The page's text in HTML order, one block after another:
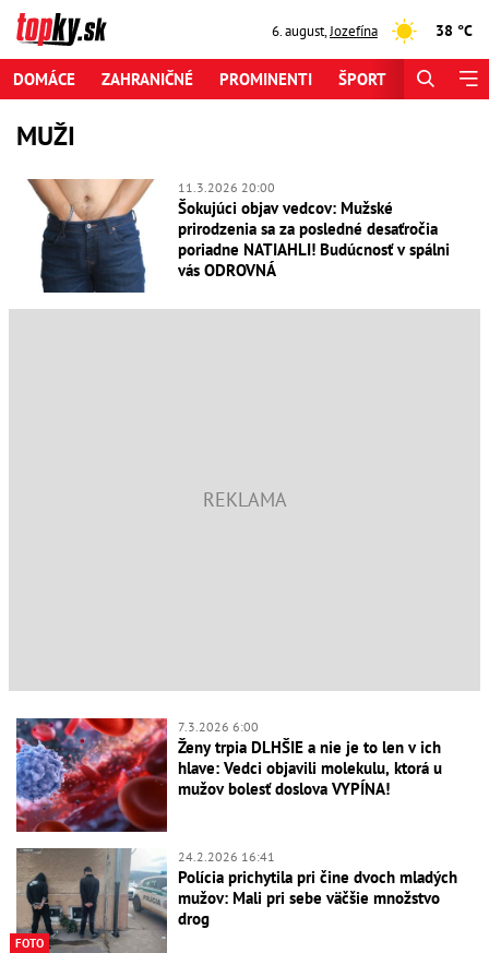
6. august,Jozefína 38 °C
DOMÁCE ZAHRANIČNÉ PROMINENTI ŠPORT
MUŽI
11.3.2026 20:00
Šokujúci objav vedcov: Mužské
prirodzenia sa za posledné desaťročia
poriadne NATIAHLI! Budúcnosť v spálni
vás ODROVNÁ
7.3.2026 6:00
Ženy trpia DLHŠIE a nie je to len v ich
hlave: Vedci objavili molekulu, ktorá u
mužov bolesť doslova VYPÍNA!
FOTO
24.2.2026 16:41
Polícia prichytila pri čine dvoch mladých
mužov: Mali pri sebe väčšie množstvo
drog